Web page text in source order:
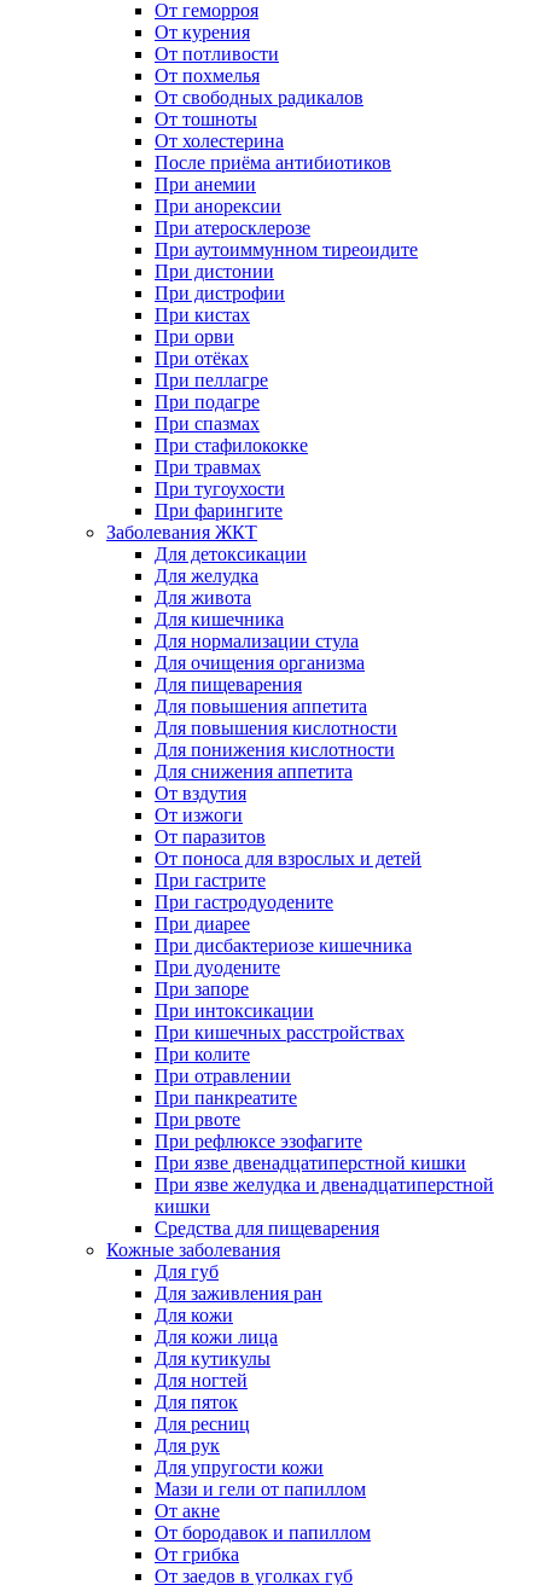
От геморроя
От курения
От потливости
От похмелья
От свободных радикалов
От тошноты
От холестерина
После приёма антибиотиков
При анемии
При анорексии
При атеросклерозе
При аутоиммунном тиреоидите
При дистонии
При дистрофии
При кистах
При орви
При отёках
При пеллагре
При подагре
При спазмах
При стафилококке
При травмах
При тугоухости
При фарингите
Заболевания ЖКТ
Для детоксикации
Для желудка
Для живота
Для кишечника
Для нормализации стула
Для очищения организма
Для пищеварения
Для повышения аппетита
Для повышения кислотности
Для понижения кислотности
Для снижения аппетита
От вздутия
От изжоги
От паразитов
От поноса для взрослых и детей
При гастрите
При гастродуодените
При диарее
При дисбактериозе кишечника
При дуодените
При запоре
При интоксикации
При кишечных расстройствах
При колите
При отравлении
При панкреатите
При рвоте
При рефлюксе эзофагите
При язве двенадцатиперстной кишки
При язве желудка и двенадцатиперстной
кишки
Средства для пищеварения
Кожные заболевания
Для губ
Для заживления ран
Для кожи
Для кожи лица
Для кутикулы
Для ногтей
Для пяток
Для ресниц
Для рук
Для упругости кожи
Мази и гели от папиллом
От акне
От бородавок и папиллом
От грибка
От заедов в уголках губ